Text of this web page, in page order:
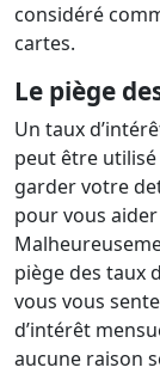
considéré
cartes.
Le piège
Un taux
peut être
garder votre
pour vous
piège des taux
vous vous
d’intérêt
aucune raison